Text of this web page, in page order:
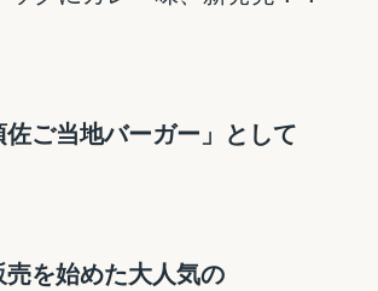
ご当地バーガー」として
を始めた大人気の